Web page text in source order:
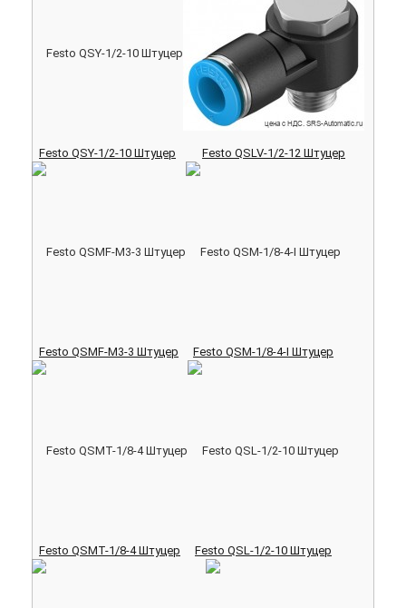
Festo QSY-1/2-10 Штуцер Festo QSLV-1/2-12 Штуцер
Festo QSMF-M3-3 Штуцер Festo QSM-1/8-4-I Штуцер
Festo QSMT-1/8-4 Штуцер Festo QSL-1/2-10 Штуцер